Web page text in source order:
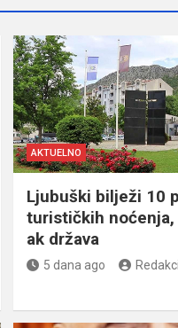
AKTUELNO
Ljubuški bilježi 10
turističkih
ak država
5 dana ago